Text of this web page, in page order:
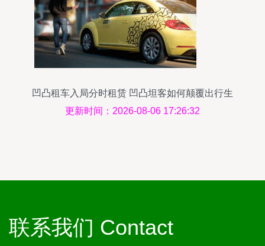
凹凸租车入局分时租赁 凹凸坦客如何颠覆出行生
态？
更新时间：2026-08-06 17:26:32
联系我们 Contact